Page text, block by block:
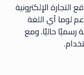
الإلكترونية
لوما آي اللغة
رسميًا حاليًا. ومع